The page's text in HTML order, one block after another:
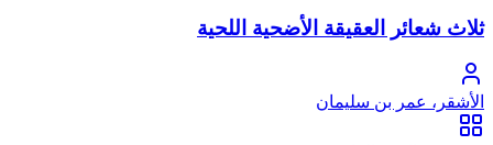
ثلاث شعائر العقيقة الأضحية اللحية
الأشقر، عمر بن سليمان